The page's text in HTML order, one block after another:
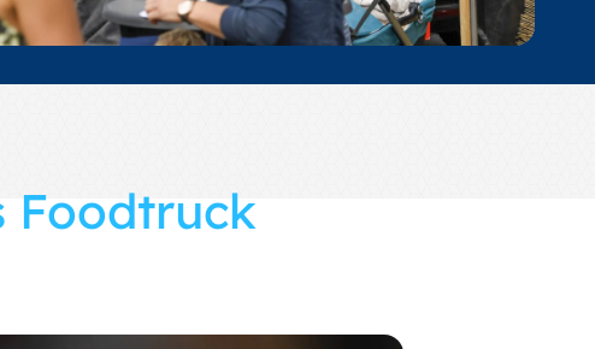
Foodtruck